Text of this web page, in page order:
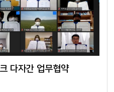
다자간 업무협약